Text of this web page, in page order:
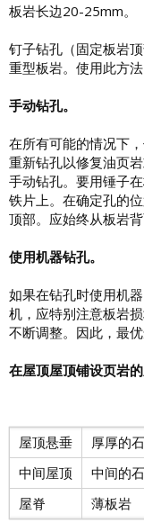
板岩长边20-25mm。
钉子钻孔（固定板岩
重型板岩。使用此方
手动钻孔。
在所有可能的情况下
重新钻孔以修复油页
手动钻孔。要用锤子
铁片上。在确定孔的
顶部。应始终从板岩
使用机器钻孔。
如果在钻孔时使用机
机，应特别注意板岩
不断调整。因此，最优
在屋顶屋顶铺设页岩的
屋顶悬垂
厚厚的
中间屋顶
中间的
屋脊
薄板岩